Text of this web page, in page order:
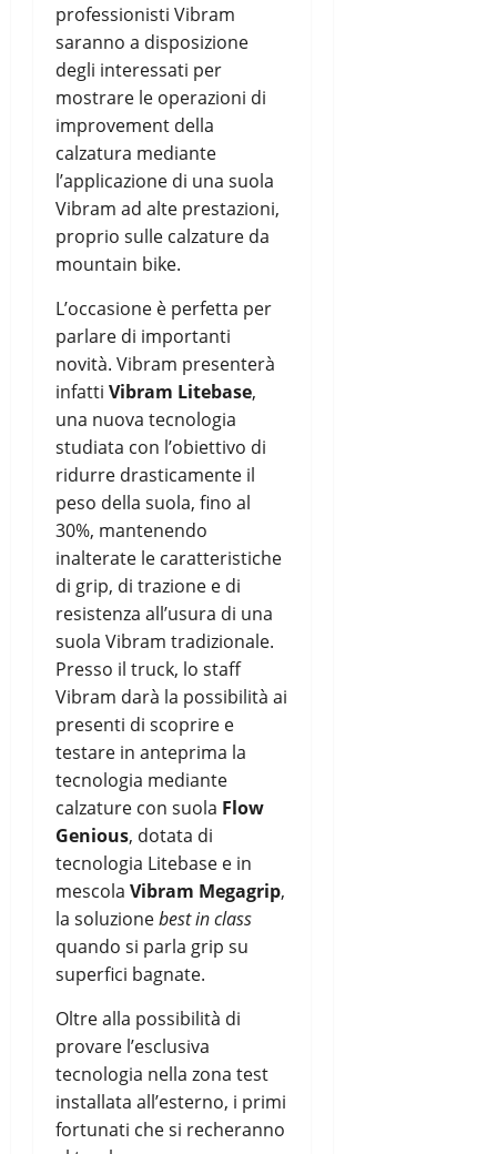
professionisti Vibram
saranno a disposizione
degli interessati per
mostrare le operazioni di
improvement della
calzatura mediante
l’applicazione di una suola
Vibram ad alte prestazioni,
proprio sulle calzature da
mountain bike.
L’occasione è perfetta per
parlare di importanti
novità. Vibram presenterà
infatti Vibram Litebase,
una nuova tecnologia
studiata con l’obiettivo di
ridurre drasticamente il
peso della suola, fino al
30%, mantenendo
inalterate le caratteristiche
di grip, di trazione e di
resistenza all’usura di una
suola Vibram tradizionale.
Presso il truck, lo staff
Vibram darà la possibilità ai
presenti di scoprire e
testare in anteprima la
tecnologia mediante
calzature con suola Flow
Genious, dotata di
tecnologia Litebase e in
mescola Vibram Megagrip,
la soluzionebest in class
quando si parla grip su
superfici bagnate.
Oltre alla possibilità di
provare l’esclusiva
tecnologia nella zona test
installata all’esterno, i primi
fortunati che si recheranno